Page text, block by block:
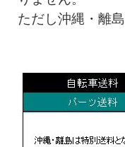
ただし沖縄・離